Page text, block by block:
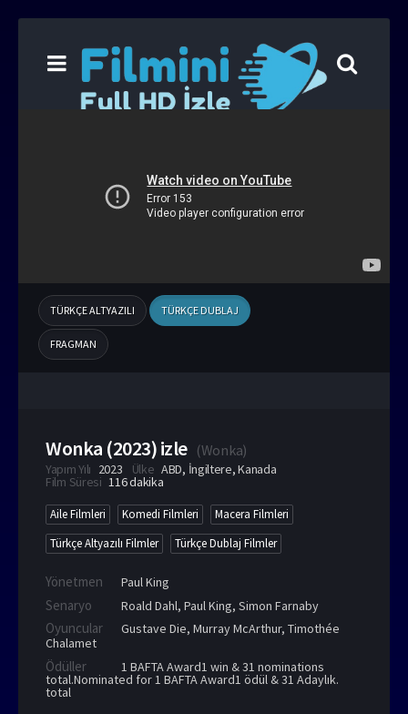
TÜRKÇE ALTYAZILI TÜRKÇE DUBLAJ
FRAGMAN
Wonka (2023) izle (Wonka)
Yapım Yılı 2023 Ülke ABD, İngiltere,Kanada
Film Süresi 116 dakika
Aile Filmleri Komedi Filmleri
Macera Filmleri
Türkçe Altyazılı Filmler
Türkçe Dublaj Filmler
Yönetmen Paul King
Senaryo Roald Dahl, Paul King, Simon Farnaby
Oyuncular Gustave Die, Murray McArthur, Timothée
Chalamet
Ödüller 1 BAFTA Award1 win & 31 nominations
total.Nominated for 1 BAFTA Award1 ödül & 31 Adaylık.
total